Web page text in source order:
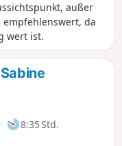
außer
empfehlenswert, da
wert ist.
8:35 Std.